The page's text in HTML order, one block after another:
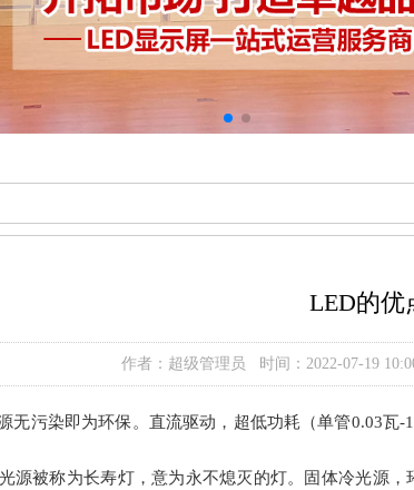
LED的优
作者：超级管理员 时间：2022-07-19
无污染即为环保。直流驱动，超低功耗（单管0.03瓦
被称为长寿灯，意为永不熄灭的灯。固体冷光源，